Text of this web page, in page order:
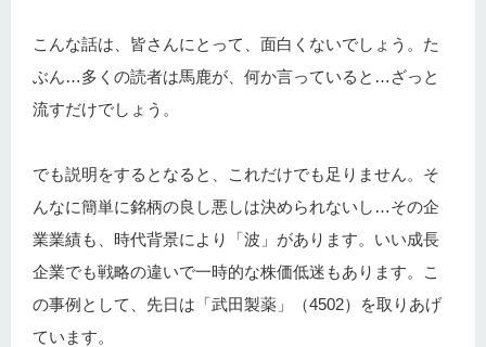
こんな話は、皆さんにとって、面白くないでしょう。た
ぶん…多くの読者は馬鹿が、何か言っていると…ざっと
流すだけでしょう。
でも説明をするとなると、これだけでも足りません。そ
んなに簡単に銘柄の良し悪しは決められないし…その企
業業績も、時代背景により「波」があります。いい成長
企業でも戦略の違いで一時的な株価低迷もあります。こ
の事例として、先日は「武田製薬」（4502）を取りあげ
ています。